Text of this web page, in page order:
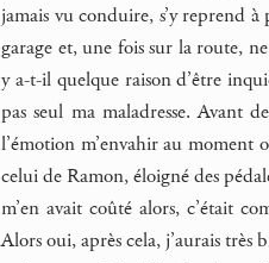
jamais vu conduire, s’y reprend
garage et, une fois sur la route,
y a-t-il quelque raison d’être
pas seul ma maladresse. Avant
l’émotion m’envahir au moment
celui de Ramon, éloigné des
m’en avait coûté alors, c’était
Alors oui, après cela, j’aurais